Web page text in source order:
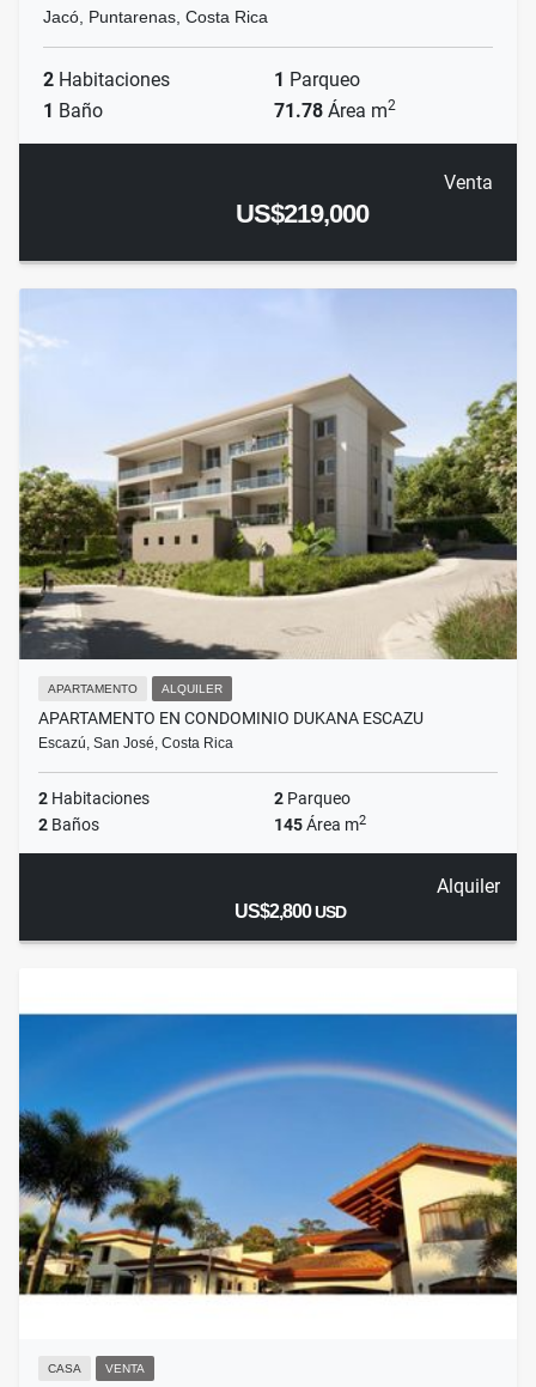
Jacó, Puntarenas, Costa Rica
2 Habitaciones 1 Parqueo
1 Baño 71.78 Área m2
Venta
US$219,000
APARTAMENTO ALQUILER
APARTAMENTO EN CONDOMINIO DUKANA ESCAZU
Escazú, San José, Costa Rica
2 Habitaciones 2 Parqueo
2 Baños 145Área m2
Alquiler
US$2,800USD
CASA VENTA